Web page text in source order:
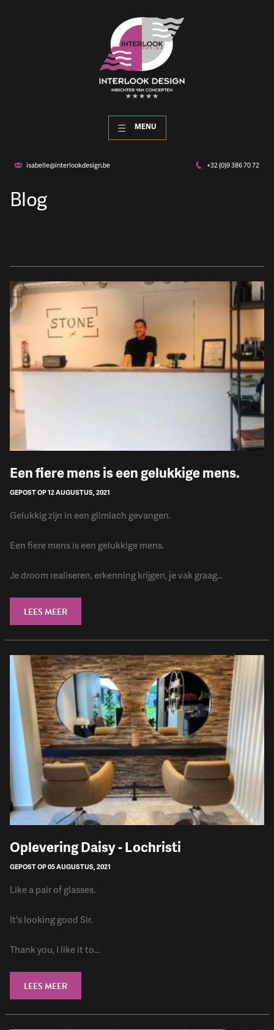
MENU
isabelle@interlookdesign.be +32 (0)9 386 70 72
Blog
Een fiere mens is een gelukkige mens.
GEPOST OP 12 AUGUSTUS, 2021
Gelukkig zijn in een glimlach gevangen.
Een fiere mens is een gelukkige mens.
Je droom realiseren, erkenning krijgen, je vak graag...
LEES MEER
Oplevering Daisy - Lochristi
GEPOST OP 05 AUGUSTUS, 2021
Like a pair of glasses.
It's looking good Sir.
Thank you, I like it to...
LEES MEER